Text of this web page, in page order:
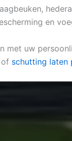
en
uw
of schutting laten